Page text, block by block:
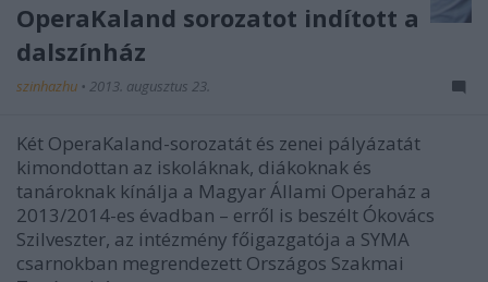
OperaKaland sorozatot indított a
dalszínház
szinhazhu • 2013. augusztus 23.
Két OperaKaland-sorozatát és zenei pályázatát
kimondottan az iskoláknak, diákoknak és
tanároknak kínálja a Magyar Állami Operaház a
2013/2014-es évadban – erről is beszélt Ókovács
Szilveszter, az intézmény főigazgatója a SYMA
csarnokban megrendezett Országos Szakmai